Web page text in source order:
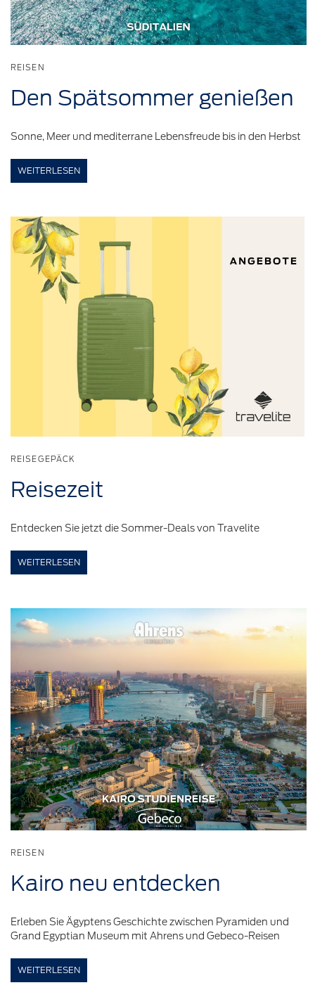
REISEN
Den Spätsommer genießen
Sonne, Meer und mediterrane Lebensfreude bis in den Herbst
WEITERLESEN
REISEGEPÄCK
Reisezeit
Entdecken Sie jetzt die Sommer-Deals von Travelite
WEITERLESEN
REISEN
Kairo neu entdecken
Erleben Sie Ägyptens Geschichte zwischen Pyramiden und
Grand Egyptian Museum mit Ahrens und Gebeco-Reisen
WEITERLESEN